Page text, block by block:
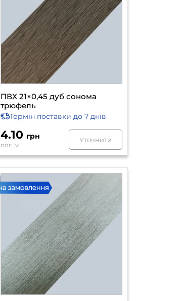
ПВХ 21×0,45 дуб сонома
трюфель
Термін поставки до 7 днів
4.10 грн
пог. м
Уточнити